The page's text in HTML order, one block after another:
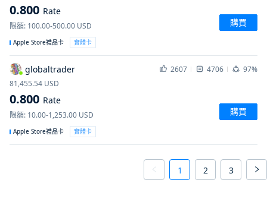
0.800 Rate
限額: 100.00-500.00 USD 購買
Apple Store禮品卡 實體卡
globaltrader 2607 4706
97%
81,455.54 USD
0.800 Rate
限額: 10.00-1,253.00 USD 購買
Apple Store禮品卡 實體卡
1 2 3